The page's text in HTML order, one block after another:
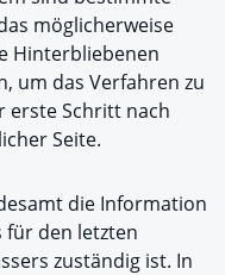
möglicherweise
Hinterbliebenen
um das Verfahren zu
erste Schritt nach
Seite.
die Information
für den letzten
zuständig ist. In